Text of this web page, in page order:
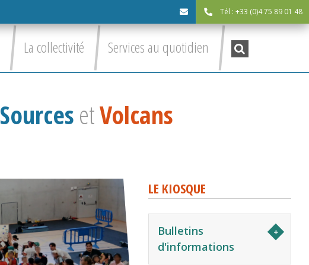
Tél : +33 (0)4 75 89 01 48
La collectivité Services au quotidien Recherche
:
SourcesetVolcans
LE KIOSQUE
Bulletins
d'informations